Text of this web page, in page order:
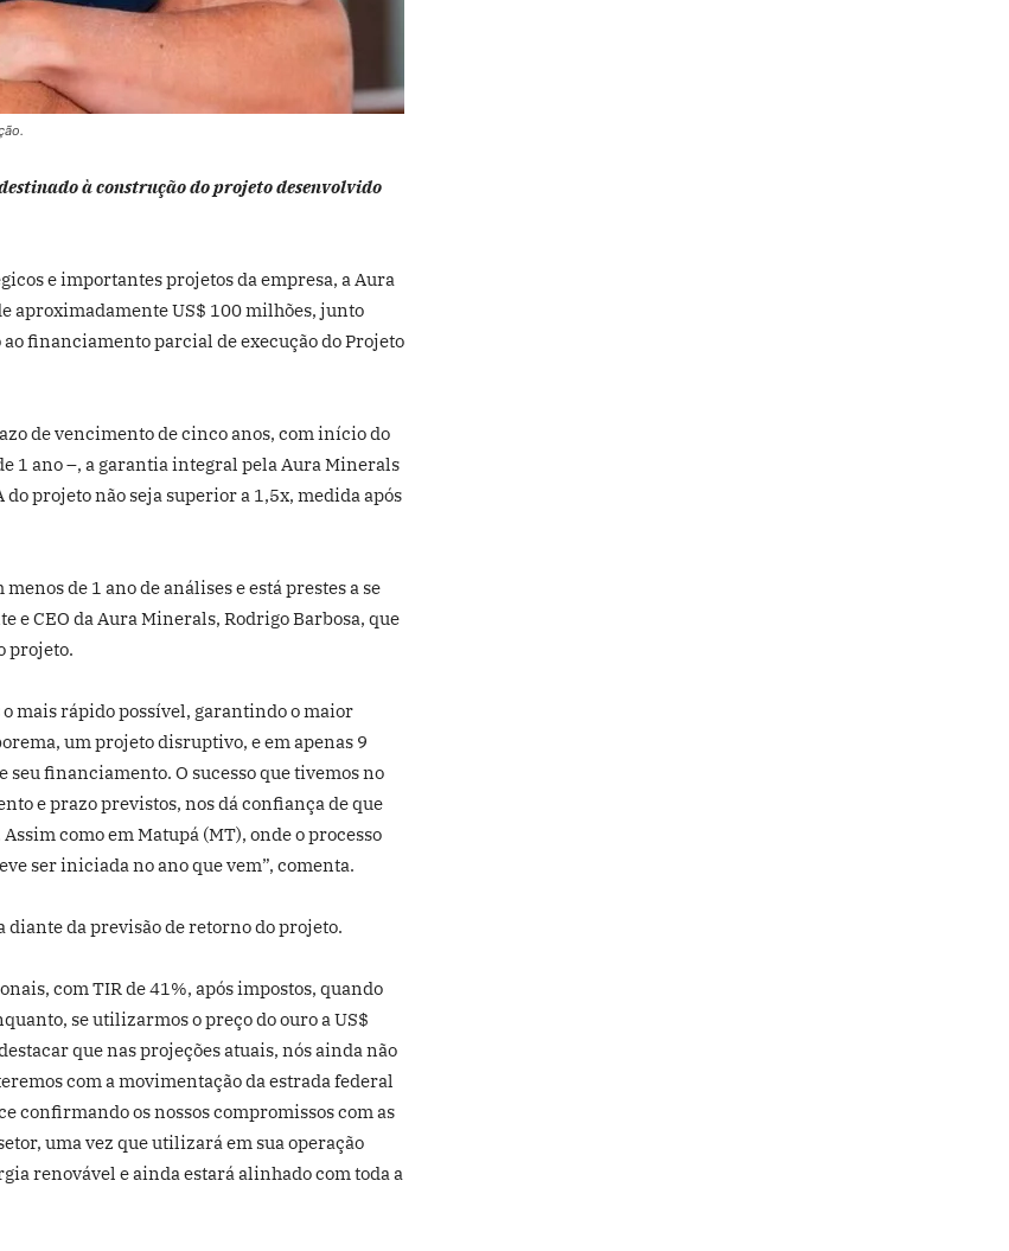
à construção do projeto desenvolvido
e importantes projetos da empresa, a Aura
aproximadamente US$ 100 milhões, junto
financiamento parcial de execução do Projeto
de vencimento de cinco anos, com início do
1 ano –, a garantia integral pela Aura Minerals
projeto não seja superior a 1,5x, medida após
de 1 ano de análises e está prestes a se
CEO da Aura Minerals, Rodrigo Barbosa, que
projeto.
mais rápido possível, garantindo o maior
um projeto disruptivo, e em apenas 9
seu financiamento. O sucesso que tivemos no
e prazo previstos, nos dá confiança de que
como em Matupá (MT), onde o processo
ser iniciada no ano que vem”, comenta.
diante da previsão de retorno do projeto.
com TIR de 41%, após impostos, quando
se utilizarmos o preço do ouro a US$
que nas projeções atuais, nós ainda não
com a movimentação da estrada federal
confirmando os nossos compromissos com as
uma vez que utilizará em sua operação
renovável e ainda estará alinhado com toda a